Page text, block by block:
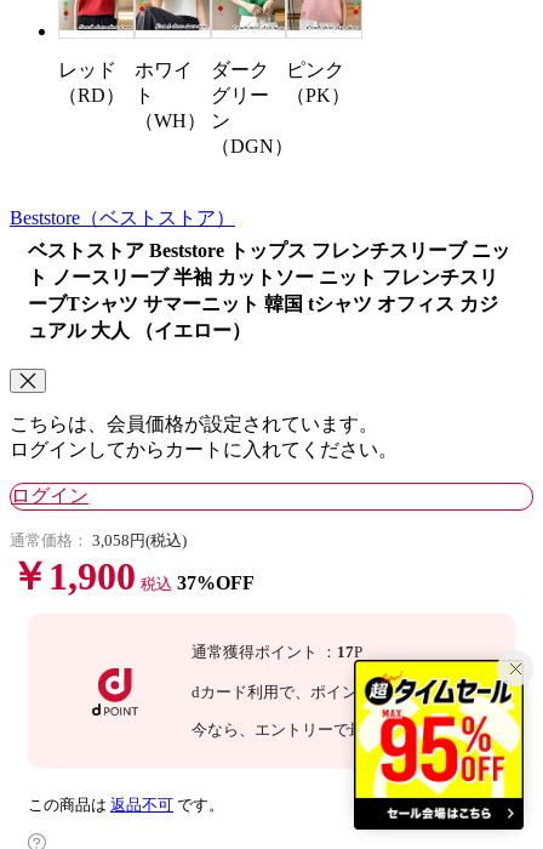
レッド
（RD）
ホワイ
ト
（WH）
ダーク
グリー
ン
（DGN）
ピンク
（PK）
Beststore （ベストストア）
ベストストア Beststore トップス フレンチスリーブ ニッ
ト ノースリーブ 半袖 カットソー ニット フレンチスリ
ーブTシャツ サマーニット 韓国 tシャツ オフィス カジ
ュアル 大人 （イエロー）
こちらは、会員価格が設定されています。
ログインしてからカートに入れてください。
ログイン
通常価格： 3,058円(税込)
￥1,900 税込 37%OFF
通常獲得ポイント ： 17P
dカード利用で、 ポイント3倍 ：51P
今なら 、エントリーで最大 倍！詳細
この商品は 返品不可 です。